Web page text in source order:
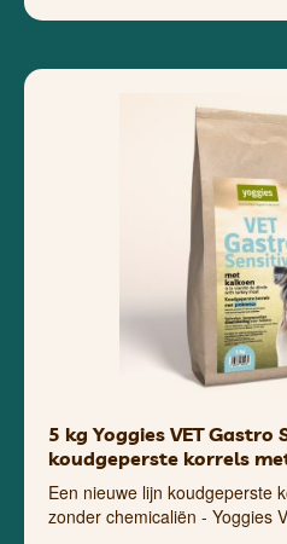
5 kg Yoggies VET
koudgeperste korrels
Een nieuwe lijn koudgeperste
zonder chemicaliën - Yoggies